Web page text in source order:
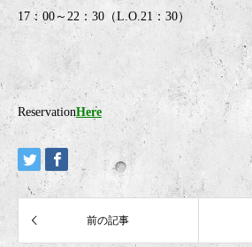
17：00～22：30（L.O.21：30）
ReservationHere